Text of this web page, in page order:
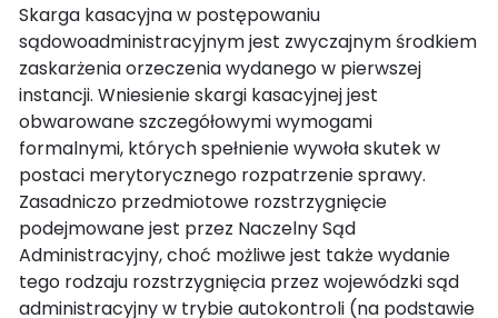
Skarga kasacyjna w postępowaniu
sądowoadministracyjnym jest zwyczajnym środkiem
zaskarżenia orzeczenia wydanego w pierwszej
instancji. Wniesienie skargi kasacyjnej jest
obwarowane szczegółowymi wymogami
formalnymi, których spełnienie wywoła skutek w
postaci merytorycznego rozpatrzenie sprawy.
Zasadniczo przedmiotowe rozstrzygnięcie
podejmowane jest przez Naczelny Sąd
Administracyjny, choć możliwe jest także wydanie
tego rodzaju rozstrzygnięcia przez wojewódzki sąd
administracyjny w trybie autokontroli (na podstawie